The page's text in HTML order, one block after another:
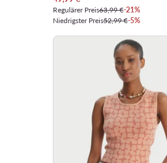
Regulärer Preis63,99 €-21%
Niedrigster Preis52,99 €-5%